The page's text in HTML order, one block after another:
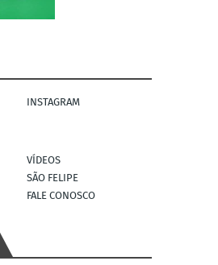
INSTAGRAM
VÍDEOS
SÃO FELIPE
FALE CONOSCO